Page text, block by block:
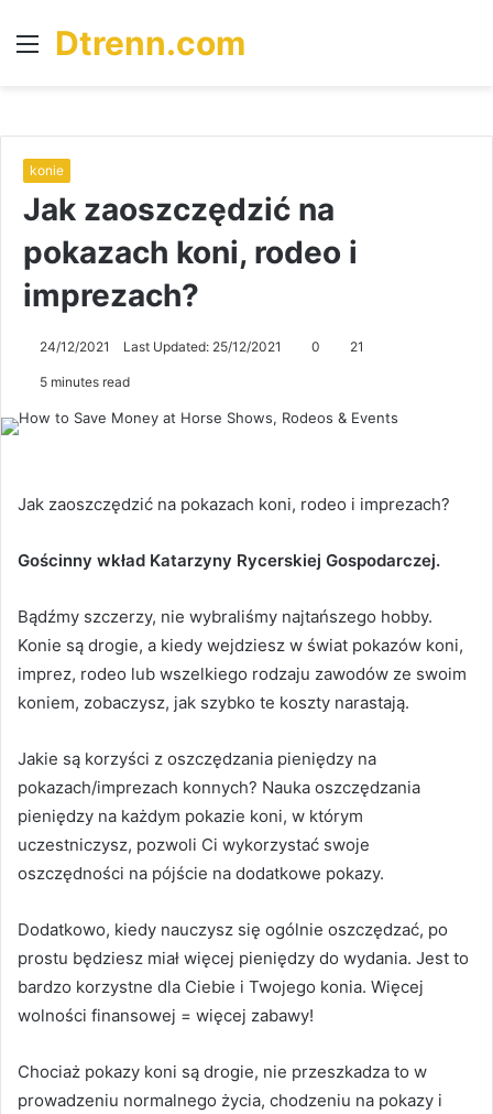
Menu
Dtrenn.com
konie
Jak zaoszczędzić na
pokazach koni, rodeo i
imprezach?
24/12/2021 Last Updated: 25/12/2021 0 21
5 minutes read
Jak zaoszczędzić na pokazach koni, rodeo i imprezach?
Gościnny wkład Katarzyny Rycerskiej Gospodarczej.
Bądźmy szczerzy, nie wybraliśmy najtańszego hobby.
Konie są drogie, a kiedy wejdziesz w świat pokazów koni,
imprez, rodeo lub wszelkiego rodzaju zawodów ze swoim
koniem, zobaczysz, jak szybko te koszty narastają.
Jakie są korzyści z oszczędzania pieniędzy na
pokazach/imprezach konnych? Nauka oszczędzania
pieniędzy na każdym pokazie koni, w którym
uczestniczysz, pozwoli Ci wykorzystać swoje
oszczędności na pójście na dodatkowe pokazy.
Dodatkowo, kiedy nauczysz się ogólnie oszczędzać, po
prostu będziesz miał więcej pieniędzy do wydania. Jest to
bardzo korzystne dla Ciebie i Twojego konia. Więcej
wolności finansowej = więcej zabawy!
Chociaż pokazy koni są drogie, nie przeszkadza to w
prowadzeniu normalnego życia, chodzeniu na pokazy i